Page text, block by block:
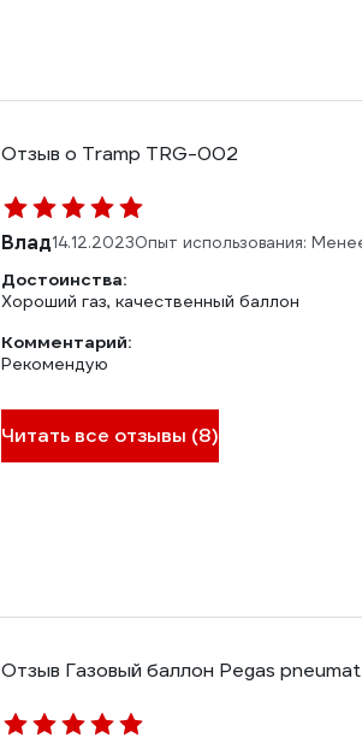
Отзыв о Tramp TRG-002
Влад14.12.2023Опыт использования:
Достоинства:
Хороший газ, качественный баллон
Комментарий:
Рекомендую
Читать все отзывы (8)
Отзыв Газовый баллон Pegas